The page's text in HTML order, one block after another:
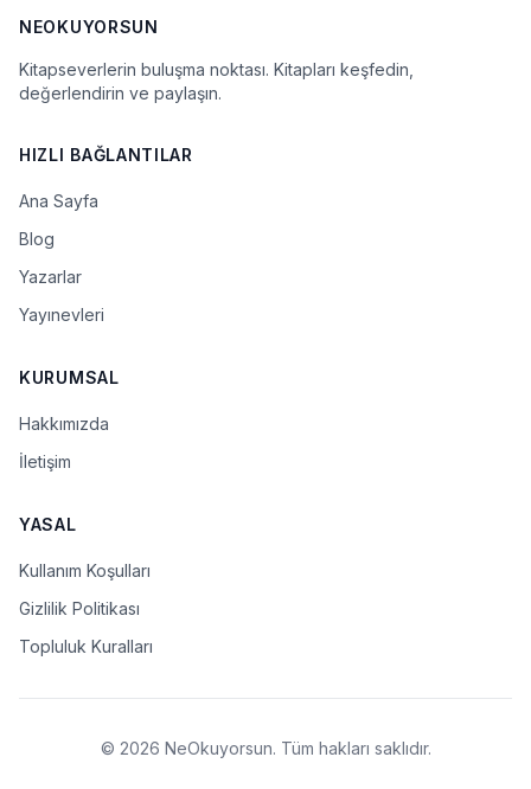
NEOKUYORSUN
Kitapseverlerin buluşma noktası. Kitapları keşfedin,
değerlendirin ve paylaşın.
HIZLI BAĞLANTILAR
Ana Sayfa
Blog
Yazarlar
Yayınevleri
KURUMSAL
Hakkımızda
İletişim
YASAL
Kullanım Koşulları
Gizlilik Politikası
Topluluk Kuralları
© 2026 NeOkuyorsun. Tüm hakları saklıdır.